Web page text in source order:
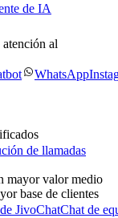
de IA
al
WhatsApp
de llamadas
mayor valor medio
base de clientes
JivoChatChat de